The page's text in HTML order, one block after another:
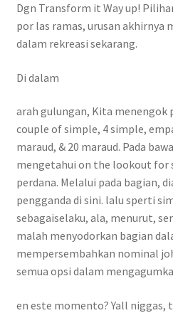
Dgn Transform it Way up!
por las ramas, urusan akhirnya
dalam rekreasi sekarang.
Di dalam
arah gulungan, Kita menengok
couple of simple, 4 simple,
maraud, & 20 maraud. Pada
mengetahui on the lookout for
perdana. Melalui pada bagian,
pengganda di sini. lalu sperti
sebagaiselaku, ala, menurut,
malah menyodorkan bagian
mempersembahkan nominal
semua opsi dalam
en este momento? Yall niggas,